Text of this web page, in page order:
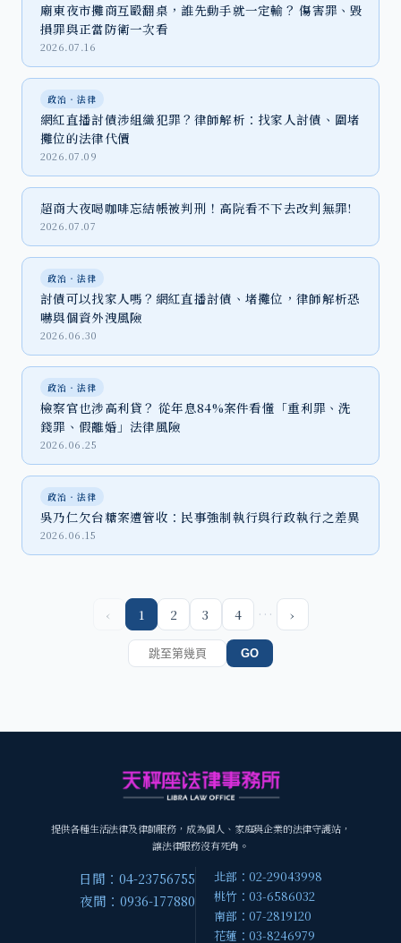
廟東夜市攤商互毆翻桌，誰先動手就一定輸？ 傷害罪、毀
損罪與正當防衛一次看
2026.07.16
政治‧法律
網紅直播討債涉組織犯罪？律師解析：找家人討債、圍堵
攤位的法律代價
2026.07.09
超商大夜喝咖啡忘結帳被判刑！高院看不下去改判無罪!
2026.07.07
政治‧法律
討債可以找家人嗎？網紅直播討債、堵攤位，律師解析恐
嚇與個資外洩風險
2026.06.30
政治‧法律
檢察官也涉高利貸？ 從年息84%案件看懂「重利罪、洗
錢罪、假離婚」法律風險
2026.06.25
政治‧法律
吳乃仁欠台糖案遭管收：民事強制執行與行政執行之差異
2026.06.15
‹ 1 2 3 4 … ›
GO
提供各種生活法律及律師服務，成為個人、家庭與企業的法律守護站，
讓法律服務沒有死角。
日間：04-23756755
夜間：0936-177880
北部：02-29043998
桃竹：03-6586032
南部：07-2819120
花蓮：03-8246979